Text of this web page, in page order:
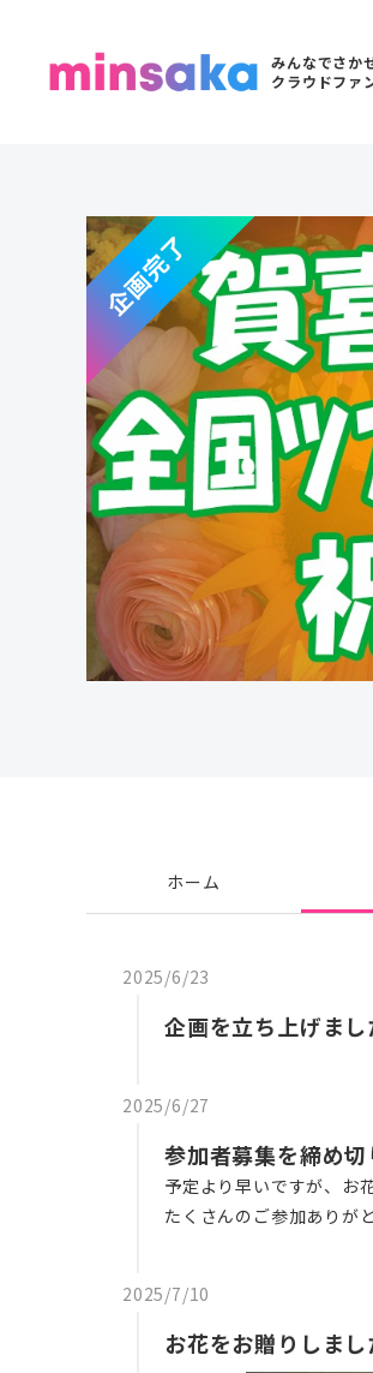
みんなでさか
クラウドファ
企画完了
ホーム
2025/6/23
企画を立ち上げまし
2025/6/27
参加者募集を締め
予定より早いですが、お
たくさんのご参加ありが
2025/7/10
お花をお贈りしまし